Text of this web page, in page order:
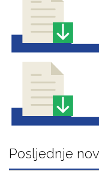
Posljednje